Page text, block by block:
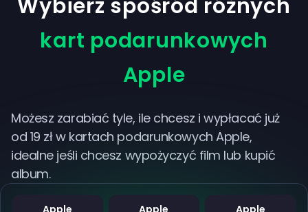
Apple Apple Apple
Wybierz spośród różnych
kart podarunkowych
Apple
Możesz zarabiać tyle, ile chcesz i wypłacać już
od 19 zł w kartach podarunkowych Apple,
idealne jeśli chcesz wypożyczyć film lub kupić
album.